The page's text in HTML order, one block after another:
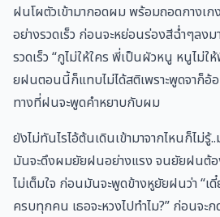
ฝนโผตัวเข้ามากอดผม พร้อมถอดกางเ
อย่างรวดเร็ว ก่อนจะหย่อนร่องสีฉ่ำๆลง
รวดเร็ว “กูไม่ให้ใคร พี่เป็นผัวหนู หนูไม่ให้
ยฝนตอนนี้ก็แทบไม่ได้สติเพราะพูดจาก็อ้
ทางที่ฝนจะพูดคำหยาบกับผม
ยังไม่ทันไรไอ้ต้นเดินเข้ามาจากไหนก็ไม่
มันจะดึงผมยัยฝนอย่างแรง จนยัยฝนต้
ไม่เต็มใจ ก่อนมันจะพูดข้างหูยัยฝนว่า “
ครบทุกคน เธอจะหวงไปทำไม?” ก่อนจะ